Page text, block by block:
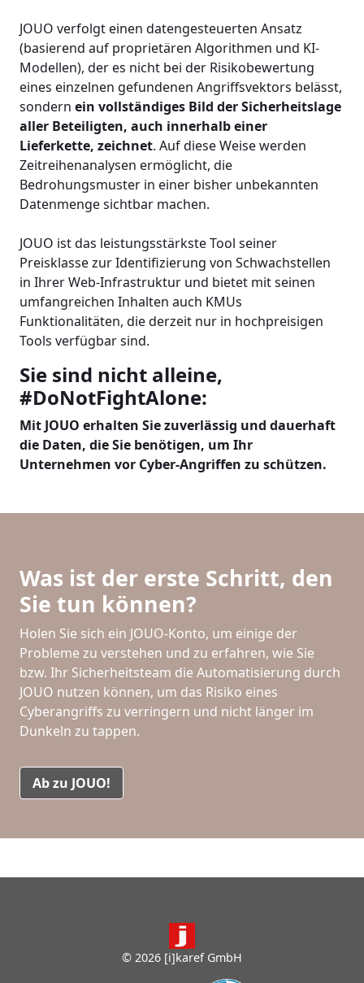
JOUO verfolgt einen datengesteuerten Ansatz
(basierend auf proprietären Algorithmen und KI-
Modellen), der es nicht bei der Risikobewertung
eines einzelnen gefundenen Angriffsvektors belässt,
sondern ein vollständiges Bild der Sicherheitslage
aller Beteiligten, auch innerhalb einer
Lieferkette, zeichnet. Auf diese Weise werden
Zeitreihenanalysen ermöglicht, die
Bedrohungsmuster in einer bisher unbekannten
Datenmenge sichtbar machen.
JOUO ist das leistungsstärkste Tool seiner
Preisklasse zur Identifizierung von Schwachstellen
in Ihrer Web-Infrastruktur und bietet mit seinen
umfangreichen Inhalten auch KMUs
Funktionalitäten, die derzeit nur in hochpreisigen
Tools verfügbar sind.
Sie sind nicht alleine,
#DoNotFightAlone:
Mit JOUO erhalten Sie zuverlässig und dauerhaft
die Daten, die Sie benötigen, um Ihr
Unternehmen vor Cyber-Angriffen zu schützen.
Was ist der erste Schritt, den
Sie tun können?
Holen Sie sich ein JOUO-Konto, um einige der
Probleme zu verstehen und zu erfahren, wie Sie
bzw. Ihr Sicherheitsteam die Automatisierung durch
JOUO nutzen können, um das Risiko eines
Cyberangriffs zu verringern und nicht länger im
Dunkeln zu tappen.
Ab zu JOUO!
© 2026 [i]karef GmbH